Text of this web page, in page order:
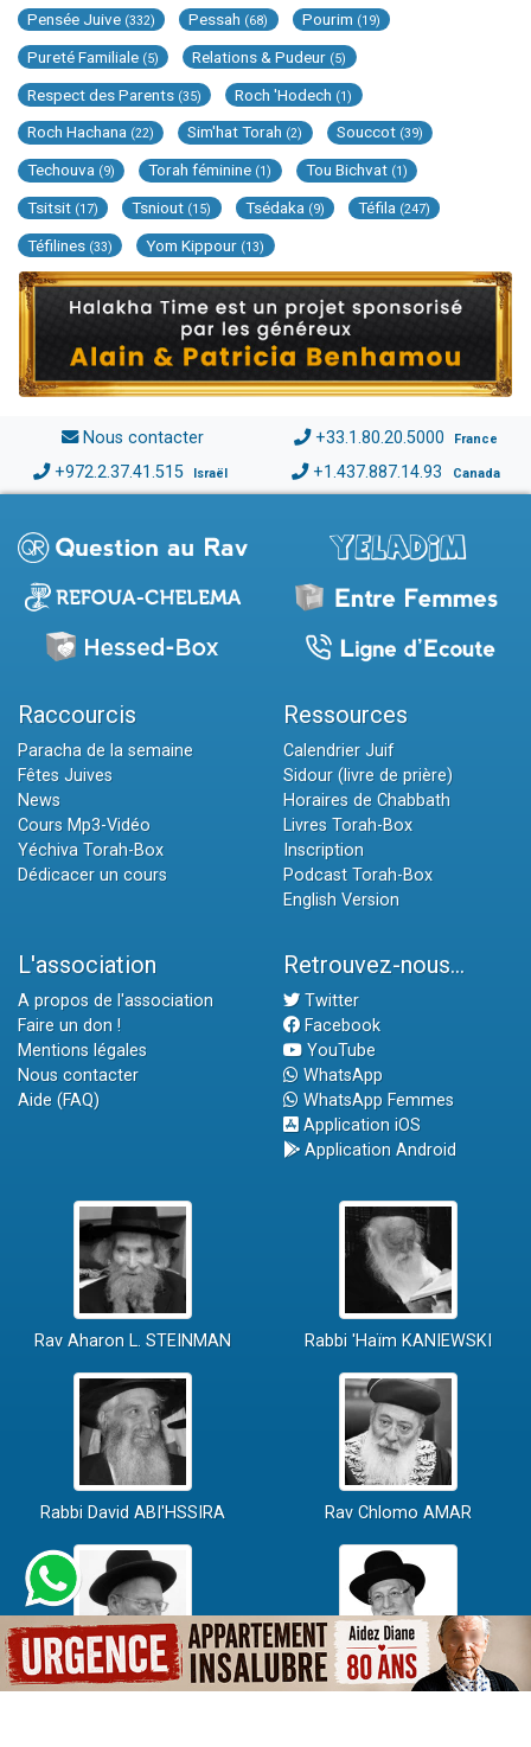
Pensée Juive (332) Pessah (68) Pourim (19)
Pureté Familiale (5) Relations & Pudeur (5)
Respect des Parents (35) Roch 'Hodech (1)
Roch Hachana (22) Sim'hat Torah (2) Souccot (39)
Techouva (9) Torah féminine (1) Tou Bichvat (1)
Tsitsit (17) Tsniout (15) Tsédaka (9) Téfila (247)
Téfilines (33) Yom Kippour (13)
Nous contacter +33.1.80.20.5000 France
+972.2.37.41.515 Israël +1.437.887.14.93 Canada
Raccourcis
Paracha de la semaine
Fêtes Juives
News
Cours Mp3-Vidéo
Yéchiva Torah-Box
Dédicacer un cours
Ressources
Calendrier Juif
Sidour (livre de prière)
Horaires de Chabbath
Livres Torah-Box
Inscription
Podcast Torah-Box
English Version
L'association
A propos de l'association
Faire un don !
Mentions légales
Nous contacter
Aide (FAQ)
Retrouvez-nous...
Twitter
Facebook
YouTube
WhatsApp
WhatsApp Femmes
Application iOS
Application Android
Rav Aharon L. STEINMAN Rabbi 'Haïm KANIEWSKI
Rabbi David ABI'HSSIRA Rav Chlomo AMAR
Rav Israël GANTZ Rav Yossef-Haïm SITRUK